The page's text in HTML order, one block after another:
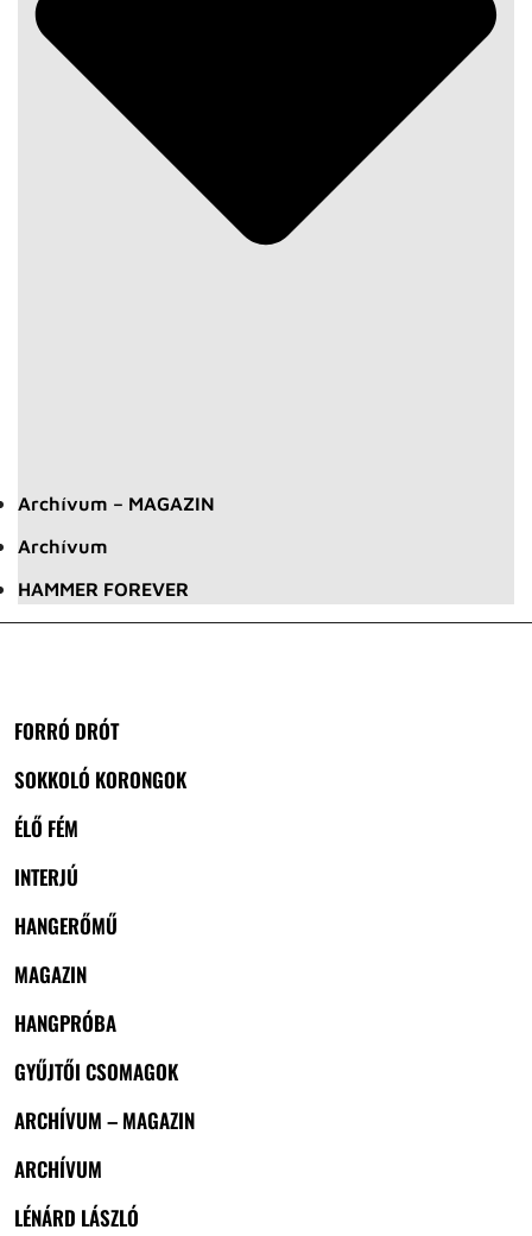
Archívum – MAGAZIN
Archívum
HAMMER FOREVER
FORRÓ DRÓT
SOKKOLÓ KORONGOK
ÉLŐ FÉM
INTERJÚ
HANGERŐMŰ
MAGAZIN
HANGPRÓBA
GYŰJTŐI CSOMAGOK
ARCHÍVUM – MAGAZIN
ARCHÍVUM
LÉNÁRD LÁSZLÓ